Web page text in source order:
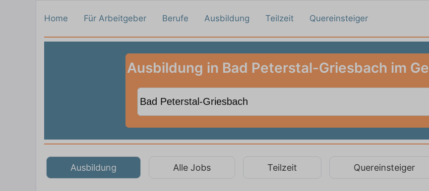
Home Für Arbeitgeber Berufe Ausbildung Teilzeit Quereinsteiger
Ausbildung in Bad Peterstal-Griesbach im
Ausbildung Alle Jobs Teilzeit Quereinsteiger